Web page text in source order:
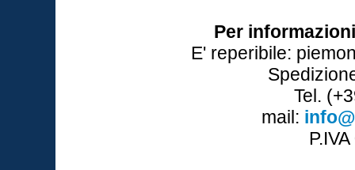
Per informazioni
E' reperibile:
Tel.
mail: